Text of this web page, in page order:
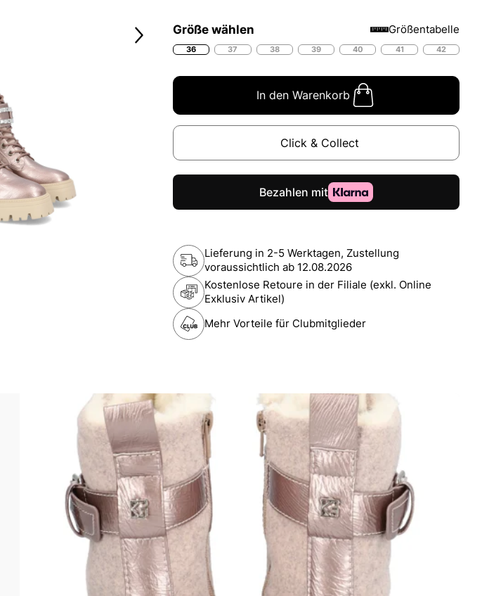
Größe wählen Größentabelle
36 37 38 39 40 41 42
In den Warenkorb
Click & Collect
Lieferung in 2-5 Werktagen, Zustellung
voraussichtlich ab 12.08.2026
Kostenlose Retoure in der Filiale (exkl. Online
Exklusiv Artikel)
Mehr Vorteile für Clubmitglieder